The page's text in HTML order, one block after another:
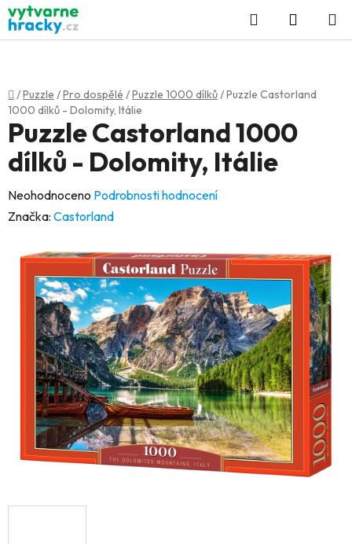
Přejít
na
obsah
Hledat
KOŠÍK
Domů
/Puzzle /Pro dospělé /Puzzle 1000 dílků/Puzzle Castorland
1000 dílků - Dolomity, Itálie
Puzzle Castorland 1000
dílků - Dolomity, Itálie
Průměrné
hodnocení
hvězdiček.
Neohodnoceno Podrobnosti hodnocení
Značka: Castorland